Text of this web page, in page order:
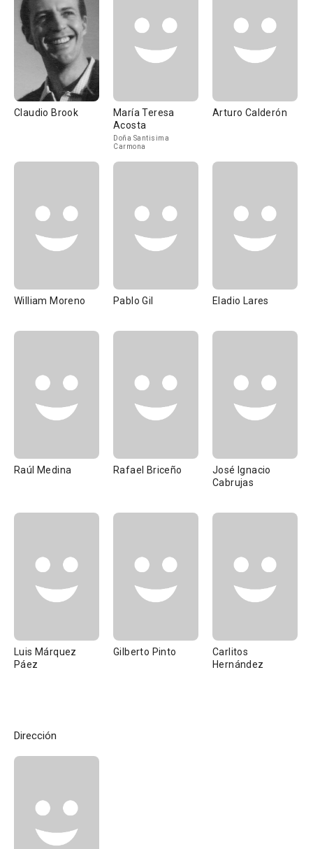
Claudio Brook
María Teresa
Acosta
Doña Santisima
Carmona
Arturo Calderón
William Moreno Pablo Gil Eladio Lares
Raúl Medina Rafael Briceño
José Ignacio
Cabrujas
Luis Márquez
Páez
Gilberto Pinto
Carlitos
Hernández
Dirección